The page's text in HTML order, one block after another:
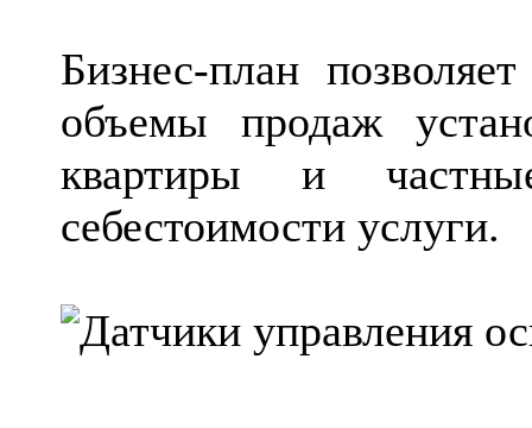
Бизнес-план
объемы продаж
квартиры и
себестоимости услуги.